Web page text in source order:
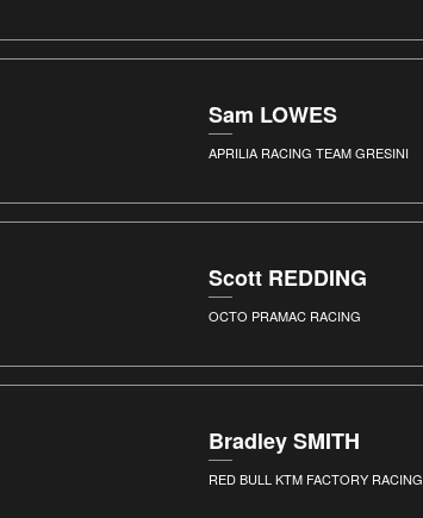
Sam LOWES
APRILIA RACING TEAM GRESINI
Scott REDDING
OCTO PRAMAC RACING
Bradley SMITH
RED BULL KTM FACTORY RACING